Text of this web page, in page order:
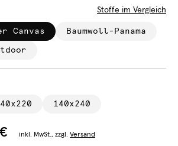
Stoffe im Vergleich
Canvas Baumwoll-Panama
140x240
inkl. MwSt., zzgl. Versand